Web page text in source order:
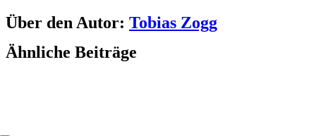
Facebook
LinkedIn
WhatsApp
Telegram
Tumblr
Pinterest
Vk
Xing
E-
Mail
Über den Autor: Tobias Zogg
Ähnliche Beiträge